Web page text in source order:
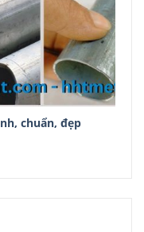
chuẩn, đẹp